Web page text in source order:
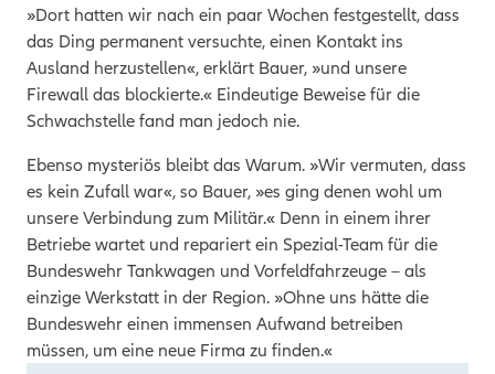
»Dort hatten wir nach ein paar Wochen festgestellt, dass
das Ding permanent versuchte, einen Kontakt ins
Ausland herzustellen«, erklärt Bauer, »und unsere
Firewall das blockierte.« Eindeutige Beweise für die
Schwachstelle fand man jedoch nie.
Ebenso mysteriös bleibt das Warum. »Wir vermuten, dass
es kein Zufall war«, so Bauer, »es ging denen wohl um
unsere Verbindung zum Militär.« Denn in einem ihrer
Betriebe wartet und repariert ein Spezial-Team für die
Bundeswehr Tankwagen und Vorfeldfahrzeuge – als
einzige Werkstatt in der Region. »Ohne uns hätte die
Bundeswehr einen immensen Aufwand betreiben
müssen, um eine neue Firma zu finden.«